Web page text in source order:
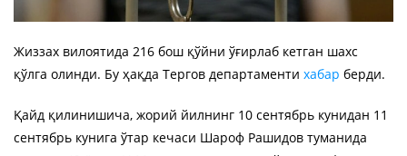
Жиззах вилоятида 216 бош қўйни ўғирлаб кетган шахс
қўлга олинди. Бу ҳақда Тергов департаменти хабар берди.
Қайд қилинишича, жорий йилнинг 10 сентябрь кунидан 11
сентябрь кунига ўтар кечаси Шароф Рашидов туманида